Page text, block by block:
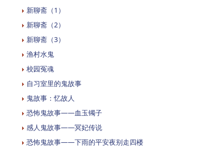
新聊斋（1）
新聊斋（2）
新聊斋（3）
渔村水鬼
校园冤魂
自习室里的鬼故事
鬼故事：忆故人
恐怖鬼故事——血玉镯子
感人鬼故事——冥妃传说
恐怖鬼故事——下雨的平安夜别走四楼